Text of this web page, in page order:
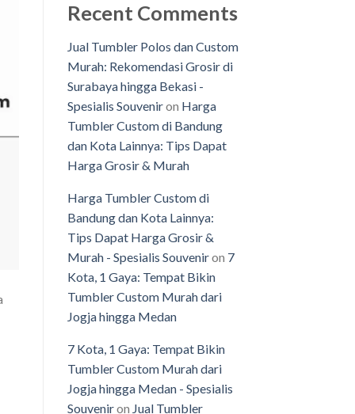
Recent Comments
Jual Tumbler Polos dan Custom
Murah: Rekomendasi Grosir di
Surabaya hingga Bekasi -
Spesialis Souveniron Harga
Tumbler Custom di Bandung
dan Kota Lainnya: Tips Dapat
Harga Grosir & Murah
Harga Tumbler Custom di
Bandung dan Kota Lainnya:
Tips Dapat Harga Grosir &
Murah - Spesialis Souveniron 7
Kota, 1 Gaya: Tempat Bikin
Tumbler Custom Murah dari
Jogja hingga Medan
7 Kota, 1 Gaya: Tempat Bikin
Tumbler Custom Murah dari
Jogja hingga Medan - Spesialis
Souveniron Jual Tumbler